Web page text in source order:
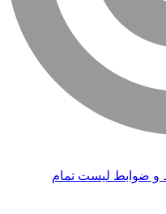
ضوابطلیست تمام